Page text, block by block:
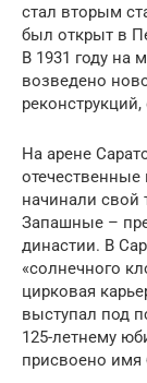
стал вторым
был открыт в
В 1931 году на
возведено
На арене
начинали свой
Запашные –
династии. В
«солнечного
цирковая
выступал под
125-летнему
присвоено имя